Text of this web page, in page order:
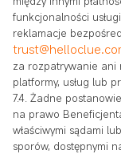
funkcjonalności
reklamacje
za rozpatrywanie ani
platformy, usług lub
7.4. Żadne
na prawo
właściwymi sądami
sporów, dostępnymi